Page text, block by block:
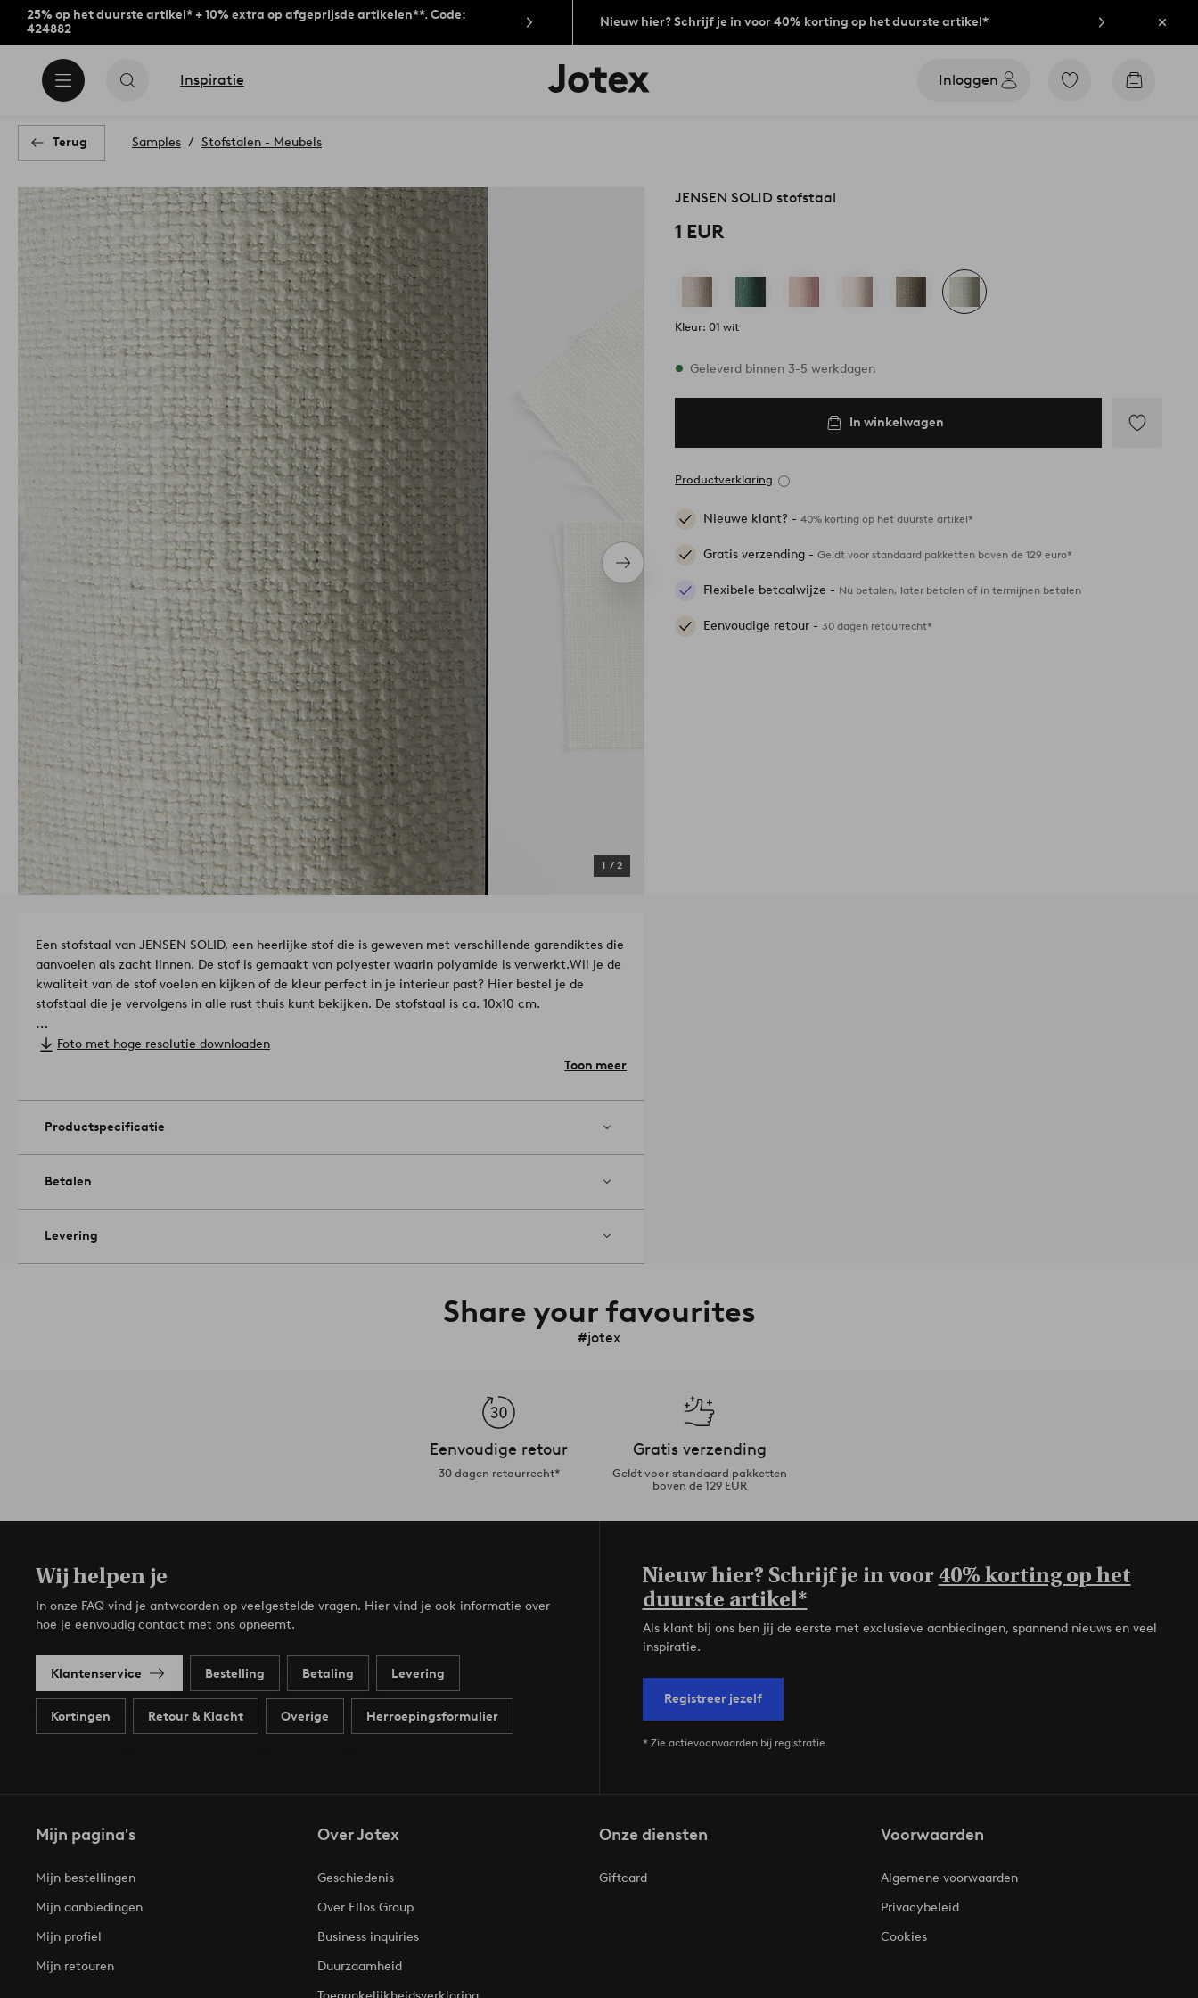
25% op het duurste artikel* + 10% extra op afgeprijsde artikelen**. Code:
424882
Nieuw hier? Schrijf je in voor 40% korting op het duurste artikel*
Inspiratie
Jotex
logo
Inloggen
Ga
Go
Terug Samples Stofstalen - Meubels
Volgend
item
1 / 2
JENSEN SOLID stofstaal
1 EUR
Kleur: 01 wit
Op voorraad
Geleverd binnen 3-5 werkdagen
In winkelwagen
Productverklaring
Nieuwe klant? -40% korting op het duurste artikel*
Gratis verzending -Geldt voor standaard pakketten boven de 129 euro*
Flexibele betaalwijze - Nu betalen, later betalen of in termijnen betalen
Eenvoudige retour -30 dagen retourrecht*
Een stofstaal van JENSEN SOLID, een heerlijke stof die is geweven met verschillende garendiktes die
aanvoelen als zacht linnen. De stof is gemaakt van polyester waarin polyamide is verwerkt.Wil je de
kwaliteit van de stof voelen en kijken of de kleur perfect in je interieur past? Hier bestel je de
stofstaal die je vervolgens in alle rust thuis kunt bekijken. De stofstaal is ca. 10x10 cm.
Kwaliteit: Voorkant: 95% polyester en 5% polyamide. Achterkant: Latex.
Kleurechtheid: 4,5/5
Pilling: 4/5Artikelnummer: 1730585-06-0
Foto met hoge resolutie downloaden
Toon meer
Productspecificatie
Betalen
Levering
Share your favourites
#jotex
Eenvoudige retour
30 dagen retourrecht*
Gratis verzending
Geldt voor standaard pakketten
boven de 129 EUR
Wij helpen je
In onze FAQ vind je antwoorden op veelgestelde vragen. Hier vind je ook informatie over
hoe je eenvoudig contact met ons opneemt.
Klantenservice Bestelling Betaling Levering
Kortingen Retour & Klacht Overige Herroepingsformulier
Nieuw hier? Schrijf je in voor40% korting op het
duurste artikel*
Als klant bij ons ben jij de eerste met exclusieve aanbiedingen, spannend nieuws en veel
inspiratie.
Registreer jezelf
* Zie actievoorwaarden bij registratie
Mijn pagina's
Mijn bestellingen
Mijn aanbiedingen
Mijn profiel
Mijn retouren
Over Jotex
Geschiedenis
Over Ellos Group
Business inquiries
Duurzaamheid
Onze diensten
Giftcard
Voorwaarden
Algemene voorwaarden
Privacybeleid
Cookies